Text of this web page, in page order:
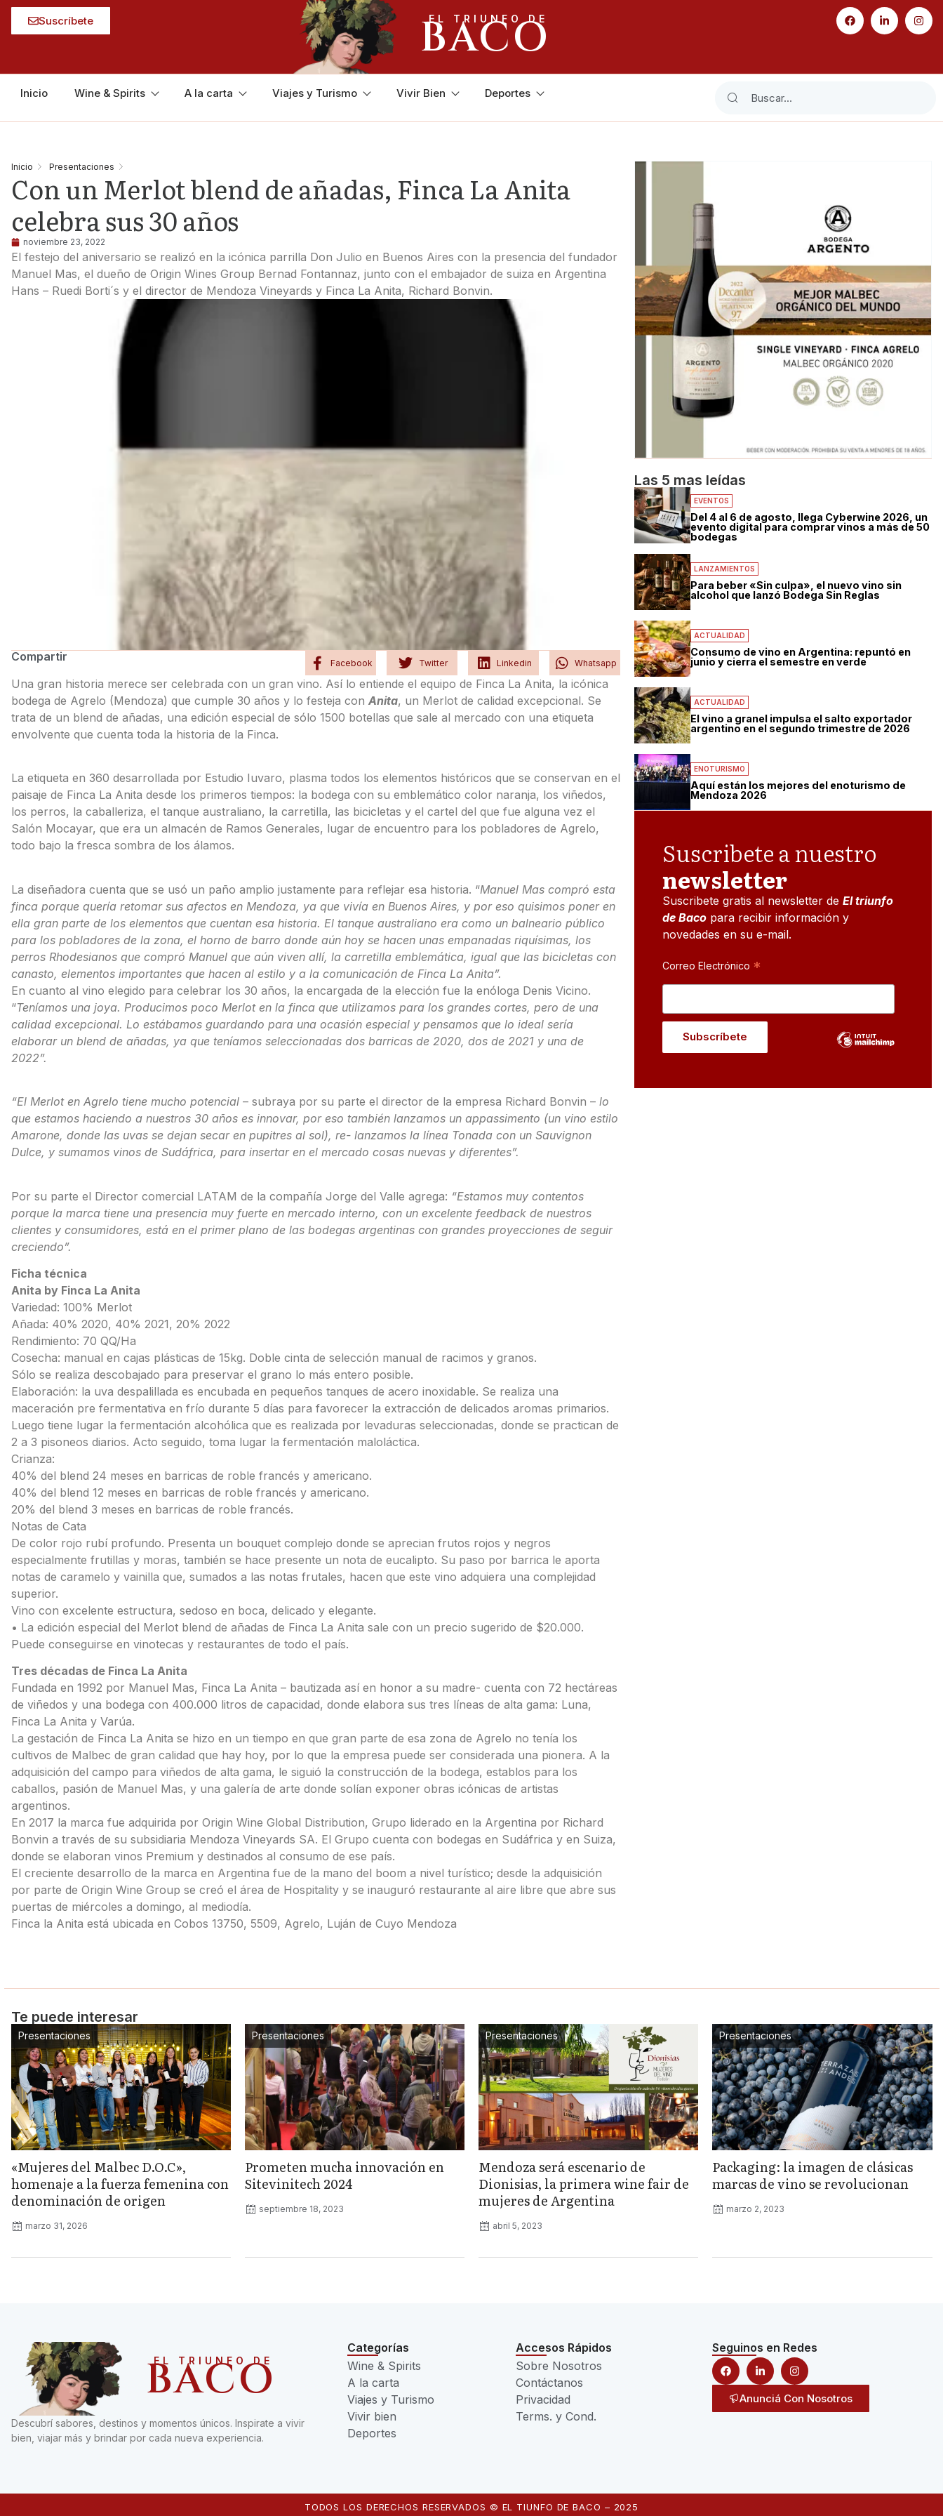
Suscríbete EL TRIUNFO DE
BACO
Inicio Wine & Spirits A la carta Viajes y Turismo Vivir Bien Deportes
Inicio Presentaciones
Con un Merlot blend de añadas, Finca La Anita
celebra sus 30 años
noviembre 23, 2022
El festejo del aniversario se realizó en la icónica parrilla Don Julio en Buenos Aires con la presencia del fundador
Manuel Mas, el dueño de Origin Wines Group Bernad Fontannaz, junto con el embajador de suiza en Argentina
Hans – Ruedi Borti´s y el director de Mendoza Vineyards y Finca La Anita, Richard Bonvin.
Compartir Facebook Twitter Linkedin Whatsapp
Una gran historia merece ser celebrada con un gran vino. Así lo entiende el equipo de Finca La Anita, la icónica
bodega de Agrelo (Mendoza) que cumple 30 años y lo festeja con Anita, un Merlot de calidad excepcional. Se
trata de un blend de añadas, una edición especial de sólo 1500 botellas que sale al mercado con una etiqueta
envolvente que cuenta toda la historia de la Finca.
La etiqueta en 360 desarrollada por Estudio Iuvaro, plasma todos los elementos históricos que se conservan en el
paisaje de Finca La Anita desde los primeros tiempos: la bodega con su emblemático color naranja, los viñedos,
los perros, la caballeriza, el tanque australiano, la carretilla, las bicicletas y el cartel del que fue alguna vez el
Salón Mocayar, que era un almacén de Ramos Generales, lugar de encuentro para los pobladores de Agrelo,
todo bajo la fresca sombra de los álamos.
La diseñadora cuenta que se usó un paño amplio justamente para reflejar esa historia. “Manuel Mas compró esta
finca porque quería retomar sus afectos en Mendoza, ya que vivía en Buenos Aires, y por eso quisimos poner en
ella gran parte de los elementos que cuentan esa historia. El tanque australiano era como un balneario público
para los pobladores de la zona, el horno de barro donde aún hoy se hacen unas empanadas riquísimas, los
perros Rhodesianos que compró Manuel que aún viven allí, la carretilla emblemática, igual que las bicicletas con
canasto, elementos importantes que hacen al estilo y a la comunicación de Finca La Anita”.
En cuanto al vino elegido para celebrar los 30 años, la encargada de la elección fue la enóloga Denis Vicino.
“Teníamos una joya. Producimos poco Merlot en la finca que utilizamos para los grandes cortes, pero de una
calidad excepcional. Lo estábamos guardando para una ocasión especial y pensamos que lo ideal sería
elaborar un blend de añadas, ya que teníamos seleccionadas dos barricas de 2020, dos de 2021 y una de
2022”.
“El Merlot en Agrelo tiene mucho potencial– subraya por su parte el director de la empresa Richard Bonvin – lo
que estamos haciendo a nuestros 30 años es innovar, por eso también lanzamos un appassimento (un vino estilo
Amarone, donde las uvas se dejan secar en pupitres al sol), re- lanzamos la línea Tonada con un Sauvignon
Dulce, y sumamos vinos de Sudáfrica, para insertar en el mercado cosas nuevas y diferentes”.
Por su parte el Director comercial LATAM de la compañía Jorge del Valle agrega: “Estamos muy contentos
porque la marca tiene una presencia muy fuerte en mercado interno, con un excelente feedback de nuestros
clientes y consumidores, está en el primer plano de las bodegas argentinas con grandes proyecciones de seguir
creciendo”.
Ficha técnica
Anita by Finca La Anita
Variedad: 100% Merlot
Añada: 40% 2020, 40% 2021, 20% 2022
Rendimiento: 70 QQ/Ha
Cosecha: manual en cajas plásticas de 15kg. Doble cinta de selección manual de racimos y granos.
Sólo se realiza descobajado para preservar el grano lo más entero posible.
Elaboración: la uva despalillada es encubada en pequeños tanques de acero inoxidable. Se realiza una
maceración pre fermentativa en frío durante 5 días para favorecer la extracción de delicados aromas primarios.
Luego tiene lugar la fermentación alcohólica que es realizada por levaduras seleccionadas, donde se practican de
2 a 3 pisoneos diarios. Acto seguido, toma lugar la fermentación maloláctica.
Crianza:
40% del blend 24 meses en barricas de roble francés y americano.
40% del blend 12 meses en barricas de roble francés y americano.
20% del blend 3 meses en barricas de roble francés.
Notas de Cata
De color rojo rubí profundo. Presenta un bouquet complejo donde se aprecian frutos rojos y negros
especialmente frutillas y moras, también se hace presente un nota de eucalipto. Su paso por barrica le aporta
notas de caramelo y vainilla que, sumados a las notas frutales, hacen que este vino adquiera una complejidad
superior.
Vino con excelente estructura, sedoso en boca, delicado y elegante.
• La edición especial del Merlot blend de añadas de Finca La Anita sale con un precio sugerido de $20.000.
Puede conseguirse en vinotecas y restaurantes de todo el país.
Tres décadas de Finca La Anita
Fundada en 1992 por Manuel Mas, Finca La Anita – bautizada así en honor a su madre- cuenta con 72 hectáreas
de viñedos y una bodega con 400.000 litros de capacidad, donde elabora sus tres líneas de alta gama: Luna,
Finca La Anita y Varúa.
La gestación de Finca La Anita se hizo en un tiempo en que gran parte de esa zona de Agrelo no tenía los
cultivos de Malbec de gran calidad que hay hoy, por lo que la empresa puede ser considerada una pionera. A la
adquisición del campo para viñedos de alta gama, le siguió la construcción de la bodega, establos para los
caballos, pasión de Manuel Mas, y una galería de arte donde solían exponer obras icónicas de artistas
argentinos.
En 2017 la marca fue adquirida por Origin Wine Global Distribution, Grupo liderado en la Argentina por Richard
Bonvin a través de su subsidiaria Mendoza Vineyards SA. El Grupo cuenta con bodegas en Sudáfrica y en Suiza,
donde se elaboran vinos Premium y destinados al consumo de ese país.
El creciente desarrollo de la marca en Argentina fue de la mano del boom a nivel turístico; desde la adquisición
por parte de Origin Wine Group se creó el área de Hospitality y se inauguró restaurante al aire libre que abre sus
puertas de miércoles a domingo, al mediodía.
Finca la Anita está ubicada en Cobos 13750, 5509, Agrelo, Luján de Cuyo Mendoza
Las 5 mas leídas
EVENTOS
Del 4 al 6 de agosto, llega Cyberwine 2026, un
evento digital para comprar vinos a más de 50
bodegas
LANZAMIENTOS
Para beber «Sin culpa», el nuevo vino sin
alcohol que lanzó Bodega Sin Reglas
ACTUALIDAD
Consumo de vino en Argentina: repuntó en
junio y cierra el semestre en verde
ACTUALIDAD
El vino a granel impulsa el salto exportador
argentino en el segundo trimestre de 2026
ENOTURISMO
Aquí están los mejores del enoturismo de
Mendoza 2026
Suscribete a nuestro
newsletter
Suscribete gratis al newsletter deEl triunfo
de Baco para recibir información y
novedades en su e-mail.
Correo Electrónico *
Te puede interesar
Presentaciones
«Mujeres del Malbec D.O.C»,
homenaje a la fuerza femenina con
denominación de origen
marzo 31, 2026
Presentaciones
Prometen mucha innovación en
Sitevinitech 2024
septiembre 18, 2023
Presentaciones
Mendoza será escenario de
Dionisias, la primera wine fair de
mujeres de Argentina
abril 5, 2023
Presentaciones
Packaging: la imagen de clásicas
marcas de vino se revolucionan
marzo 2, 2023
EL TRIUNFO DE
BACO
Descubrí sabores, destinos y momentos únicos. Inspirate a vivir
bien, viajar más y brindar por cada nueva experiencia.
Categorías
Wine & Spirits
A la carta
Viajes y Turismo
Vivir bien
Deportes
Accesos Rápidos
Sobre Nosotros
Contáctanos
Privacidad
Terms. y Cond.
Seguinos en Redes
Anunciá Con Nosotros
TODOS LOS DERECHOS RESERVADOS © EL TIUNFO DE BACO – 2025